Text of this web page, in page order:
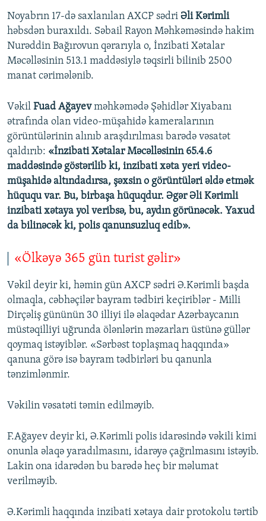
i
s
l
a
y
t
i
s
l
a
d
Noyabrın 17-də saxlanılan AXCP sədri Əli Kərimli
həbsdən buraxıldı. Səbail Rayon Məhkəməsində hakim
Nurəddin Bağırovun qərarıyla o, İnzibati Xətalar
Məcəlləsinin 513.1 maddəsiylə təqsirli bilinib 2500
manat cərimələnib.
Vəkil Fuad Ağayevməhkəmədə Şəhidlər Xiyabanı
ətrafında olan video-müşahidə kameralarının
görüntülərinin alınıb araşdırılması barədə vəsatət
qaldırıb: «İnzibati Xətalar Məcəlləsinin 65.4.6
maddəsində göstərilib ki, inzibati xəta yeri video-
müşahidə altındadırsa, şəxsin o görüntüləri əldə etmək
hüququ var. Bu, birbaşa hüquqdur. Əgər Əli Kərimli
inzibati xətaya yol veribsə, bu, aydın görünəcək. Yaxud
da bilinəcək ki, polis qanunsuzluq edib».
«Ölkəyə 365 gün turist gəlir»
Vəkil deyir ki, həmin gün AXCP sədri Ə.Kərimli başda
olmaqla, cəbhəçilər bayram tədbiri keçiriblər - Milli
Dirçəliş gününün 30 illiyi ilə əlaqədar Azərbaycanın
müstəqilliyi uğrunda ölənlərin məzarları üstünə güllər
qoymaq istəyiblər. «Sərbəst toplaşmaq haqqında»
qanuna görə isə bayram tədbirləri bu qanunla
tənzimlənmir.
Vəkilin vəsatəti təmin edilməyib.
F.Ağayev deyir ki, Ə.Kərimli polis idarəsində vəkili kimi
onunla əlaqə yaradılmasını, idarəyə çağrılmasını istəyib.
Lakin ona idarədən bu barədə heç bir məlumat
verilməyib.
Ə.Kərimli haqqında inzibati xətaya dair protokolu tərtib